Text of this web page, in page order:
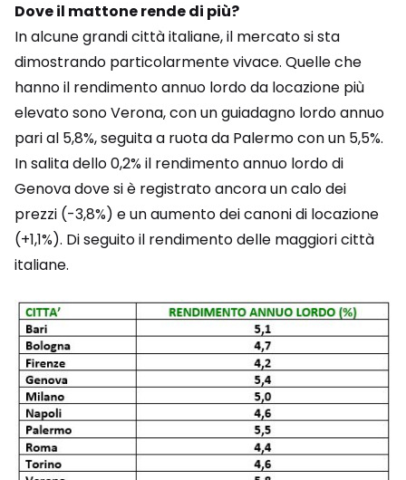
Dove il mattone rende di più?
In alcune grandi città italiane, il mercato si sta
dimostrando particolarmente vivace. Quelle che
hanno il rendimento annuo lordo da locazione più
elevato sono Verona, con un guiadagno lordo annuo
pari al 5,8%, seguita a ruota da Palermo con un 5,5%.
In salita dello 0,2% il rendimento annuo lordo di
Genova dove si è registrato ancora un calo dei
prezzi (-3,8%) e un aumento dei canoni di locazione
(+1,1%). Di seguito il rendimento delle maggiori città
italiane.